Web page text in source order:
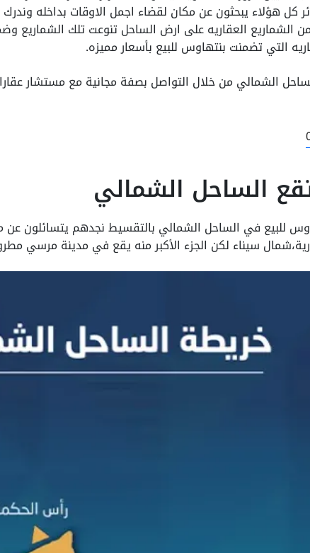
اشلمالي الي 6 مليون زائر كل هؤلاء يبحثون عن مكان لقضاء اجمل
من الشماريع العقاريه على ارض الساحل تنوعت تلك
التي تضمنت بنتهاوس للبيع بأسعار مميزه.
الشمالي من خلال التواصل بصفة مجانية مع مستشار
الساحل الشمالي
للبيع في الساحل الشمالي بالتقسيط نجدهم يتسائلون